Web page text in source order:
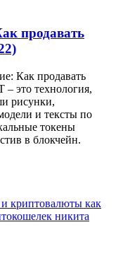
продавать
Как продавать
– это технология,
рисунки,
и тексты по
токены
в блокчейн.
и криптовалюты как
никита